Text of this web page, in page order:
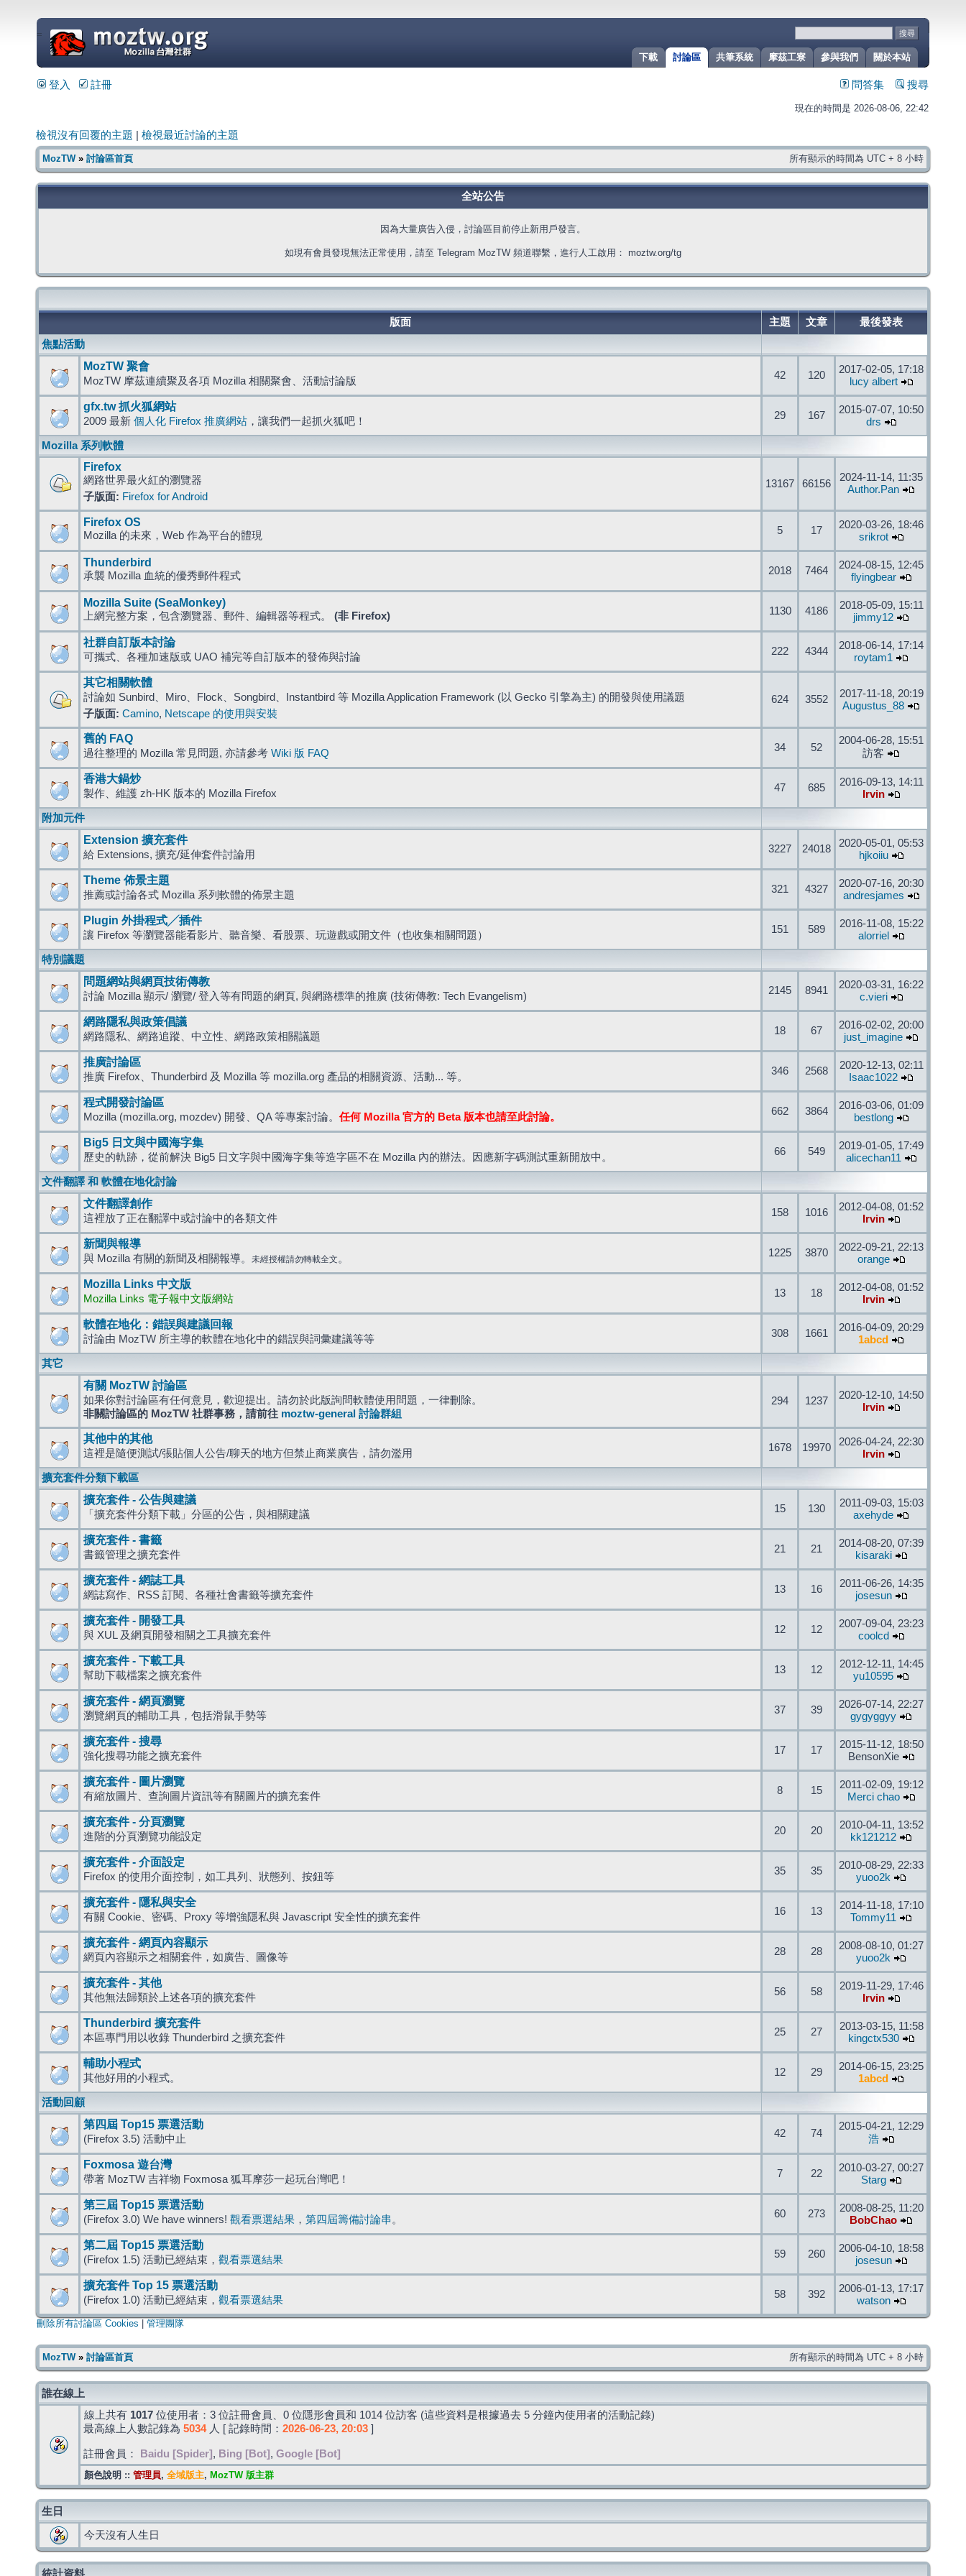
關於本站
參與我們
摩茲工寮
共筆系統
討論區
下載
=
登入 註冊 問答集 搜尋
現在的時間是 2026-08-06, 22:42
檢視沒有回覆的主題 檢視最近討論的主題
MozTW» 討論區首頁 所有顯示的時間為 UTC + 8 小時
全站公告
因為大量廣告入侵，討論區目前停止新用戶發言。
如現有會員發現無法正常使用，請至 Telegram MozTW 頻道聯繫，進行人工啟用： moztw.org/tg
版面 主題 文章
最後發表
焦點活動
MozTW 聚會
MozTW 摩茲連續聚及各項 Mozilla 相關聚會、活動討論版 42 120
2017-02-05, 17:18
lucy albert
gfx.tw 抓火狐網站
2009 最新 個人化 Firefox 推廣網站 ，讓我們一起抓火狐吧！ 29 167
2015-07-07, 10:50
drs
Mozilla 系列軟體
Firefox
網路世界最火紅的瀏覽器
子版面: Firefox for Android
13167 66156
2024-11-14, 11:35
Author.Pan
Firefox OS
Mozilla 的未來，Web 作為平台的體現 5 17
2020-03-26, 18:46
srikrot
Thunderbird
承襲 Mozilla 血統的優秀郵件程式 2018 7464
2024-08-15, 12:45
flyingbear
Mozilla Suite (SeaMonkey)
上網完整方案，包含瀏覽器、郵件、編輯器等程式。 (非 Firefox) 1130 4186
2018-05-09, 15:11
jimmy12
社群自訂版本討論
可攜式、各種加速版或 UAO 補完等自訂版本的發佈與討論 222 4344
2018-06-14, 17:14
roytam1
其它相關軟體
討論如 Sunbird、Miro、Flock、Songbird、Instantbird 等 Mozilla Application Framework (以 Gecko 引擎為主) 的開發與使用議題
子版面: Camino, Netscape 的使用與安裝
624 3552
2017-11-18, 20:19
Augustus_88
舊的 FAQ
過往整理的 Mozilla 常見問題, 亦請參考 Wiki 版 FAQ 34 52
2004-06-28, 15:51
訪客
香港大鍋炒
製作、維護 zh-HK 版本的 Mozilla Firefox 47 685
2016-09-13, 14:11
Irvin
附加元件
Extension 擴充套件
給 Extensions, 擴充/延伸套件討論用 3227 24018
2020-05-01, 05:53
hjkoiiu
Theme 佈景主題
推薦或討論各式 Mozilla 系列軟體的佈景主題 321 4327
2020-07-16, 20:30
andresjames
Plugin 外掛程式╱插件
讓 Firefox 等瀏覽器能看影片、聽音樂、看股票、玩遊戲或開文件（也收集相關問題） 151 589
2016-11-08, 15:22
alorriel
特別議題
問題網站與網頁技術傳教
討論 Mozilla 顯示/ 瀏覽/ 登入等有問題的網頁, 與網路標準的推廣 (技術傳教: Tech Evangelism) 2145 8941
2020-03-31, 16:22
c.vieri
網路隱私與政策倡議
網路隱私、網路追蹤、中立性、網路政策相關議題 18 67
2016-02-02, 20:00
just_imagine
推廣討論區
推廣 Firefox、Thunderbird 及 Mozilla 等 mozilla.org 產品的相關資源、活動... 等。 346 2568
2020-12-13, 02:11
Isaac1022
程式開發討論區
Mozilla (mozilla.org, mozdev) 開發、QA 等專案討論。 任何 Mozilla 官方的 Beta 版本也請至此討論。 662 3864
2016-03-06, 01:09
bestlong
Big5 日文與中國海字集
歷史的軌跡，從前解決 Big5 日文字與中國海字集等造字區不在 Mozilla 內的辦法。因應新字碼測試重新開放中。 66 549
2019-01-05, 17:49
alicechan11
文件翻譯 和 軟體在地化討論
文件翻譯創作
這裡放了正在翻譯中或討論中的各類文件 158 1016
2012-04-08, 01:52
Irvin
新聞與報導
與 Mozilla 有關的新聞及相關報導。 未經授權請勿轉載全文 。 1225 3870
2022-09-21, 22:13
orange
Mozilla Links 中文版
Mozilla Links 電子報中文版網站 13 18
2012-04-08, 01:52
Irvin
軟體在地化：錯誤與建議回報
討論由 MozTW 所主導的軟體在地化中的錯誤與詞彙建議等等 308 1661
2016-04-09, 20:29
1abcd
其它
有關 MozTW 討論區
如果你對討論區有任何意見，歡迎提出。請勿於此版詢問軟體使用問題，一律刪除。
非關討論區的 MozTW 社群事務，請前往 moztw-general 討論群組
294 1237
2020-12-10, 14:50
Irvin
其他中的其他
這裡是隨便測試/張貼個人公告/聊天的地方但禁止商業廣告，請勿濫用 1678 19970
2026-04-24, 22:30
Irvin
擴充套件分類下載區
擴充套件 - 公告與建議
「擴充套件分類下載」分區的公告，與相關建議 15 130
2011-09-03, 15:03
axehyde
擴充套件 - 書籤
書籤管理之擴充套件 21 21
2014-08-20, 07:39
kisaraki
擴充套件 - 網誌工具
網誌寫作、RSS 訂閱、各種社會書籤等擴充套件 13 16
2011-06-26, 14:35
josesun
擴充套件 - 開發工具
與 XUL 及網頁開發相關之工具擴充套件 12 12
2007-09-04, 23:23
coolcd
擴充套件 - 下載工具
幫助下載檔案之擴充套件 13 12
2012-12-11, 14:45
yu10595
擴充套件 - 網頁瀏覽
瀏覽網頁的輔助工具，包括滑鼠手勢等 37 39
2026-07-14, 22:27
gygyggyy
擴充套件 - 搜尋
強化搜尋功能之擴充套件 17 17
2015-11-12, 18:50
BensonXie
擴充套件 - 圖片瀏覽
有縮放圖片、查詢圖片資訊等有關圖片的擴充套件 8 15
2011-02-09, 19:12
Merci chao
擴充套件 - 分頁瀏覽
進階的分頁瀏覽功能設定 20 20
2010-04-11, 13:52
kk121212
擴充套件 - 介面設定
Firefox 的使用介面控制，如工具列、狀態列、按鈕等 35 35
2010-08-29, 22:33
yuoo2k
擴充套件 - 隱私與安全
有關 Cookie、密碼、Proxy 等增強隱私與 Javascript 安全性的擴充套件 16 13
2014-11-18, 17:10
Tommy11
擴充套件 - 網頁內容顯示
網頁內容顯示之相關套件，如廣告、圖像等 28 28
2008-08-10, 01:27
yuoo2k
擴充套件 - 其他
其他無法歸類於上述各項的擴充套件 56 58
2019-11-29, 17:46
Irvin
Thunderbird 擴充套件
本區專門用以收錄 Thunderbird 之擴充套件 25 27
2013-03-15, 11:58
kingctx530
輔助小程式
其他好用的小程式。 12 29
2014-06-15, 23:25
1abcd
活動回顧
第四屆 Top15 票選活動
(Firefox 3.5) 活動中止 42 74
2015-04-21, 12:29
浩
Foxmosa 遊台灣
帶著 MozTW 吉祥物 Foxmosa 狐耳摩莎一起玩台灣吧！ 7 22
2010-03-27, 00:27
Starg
第三屆 Top15 票選活動
(Firefox 3.0) We have winners! 觀看票選結果 ， 第四屆籌備討論串 。 60 273
2008-08-25, 11:20
BobChao
第二屆 Top15 票選活動
(Firefox 1.5) 活動已經結束， 觀看票選結果 59 260
2006-04-10, 18:58
josesun
擴充套件 Top 15 票選活動
(Firefox 1.0) 活動已經結束， 觀看票選結果 58 392
2006-01-13, 17:17
watson
刪除所有討論區 Cookies 管理團隊
MozTW» 討論區首頁 所有顯示的時間為 UTC + 8 小時
誰在線上
線上共有 1017 位使用者：3 位註冊會員、0 位隱形會員和 1014 位訪客 (這些資料是根據過去 5 分鐘內使用者的活動記錄)
最高線上人數記錄為 5034人 [ 記錄時間： 2026-06-23, 20:03 ]
註冊會員： Baidu [Spider] , Bing [Bot] , Google [Bot]
顏色說明 :: 管理員, 全域版主, MozTW 版主群
生日
今天沒有人生日